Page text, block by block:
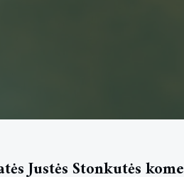
Justės Stonkutės